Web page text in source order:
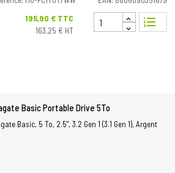
Prix
195,90 € TTC
163,25 € HT
format_list_numbered
Basic Portable Drive 5To
Basic, 5 To, 2.5", 3.2 Gen 1 (3.1 Gen 1), Argent